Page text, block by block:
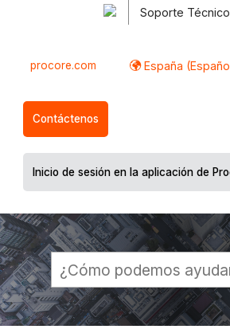
Soporte Técnico
procore.com España
Contáctenos
Inicio de sesión en la aplicación de